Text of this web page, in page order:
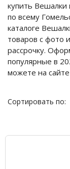
купить Вешалки
по всему
каталоге
товаров с фото
рассрочку.
популярные в
можете на
Сортировать по: